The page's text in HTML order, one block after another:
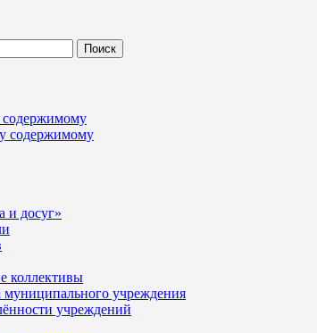
района "Культура и досуг"
содержимому
и досуг»
коллективы
муниципального учреждения
учреждений